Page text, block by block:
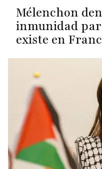
Mélenchon
inmunidad
existe en